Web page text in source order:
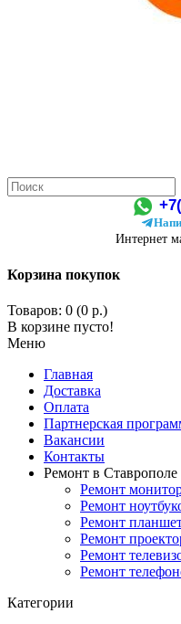
Интернет
Корзина покупок
Товаров: 0 (0 р.)
В корзине пусто!
Меню
Главная
Доставка
Оплата
Партнерская
Вакансии
Контакты
Ремонт в Ставрополе
Ремонт
Ремонт
Ремонт
Ремонт
Ремонт
Ремонт
Категории